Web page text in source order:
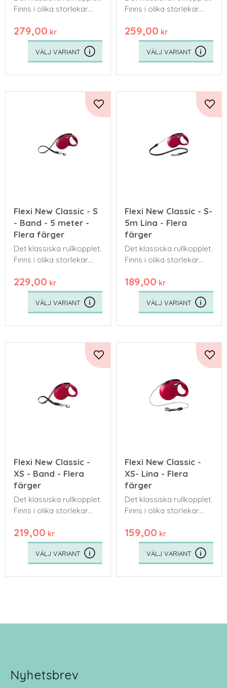
Finns i olika storlekar
med ett bredare band
eller en tunnare lina.
279,00 kr
Finns i olika storlekar
med ett bredare band
eller en tunnare lina.
259,00 kr
Flexi New Classic - S
- Band - 5 meter -
Flera färger
Det klassiska rullkopplet.
Finns i olika storlekar
med ett bredare band
eller en tunnare lina.
229,00 kr
Lägg till i favoriter
Flexi New Classic - S-
5m Lina - Flera
färger
Det klassiska rullkopplet.
Finns i olika storlekar
med ett bredare band
eller en tunnare lina.
189,00 kr
Flexi New Classic -
XS - Band - Flera
färger
Det klassiska rullkopplet.
Finns i olika storlekar
med ett bredare band
eller en tunnare lina.
219,00 kr
Lägg till i favoriter
Flexi New Classic -
XS- Lina - Flera
färger
Det klassiska rullkopplet.
Finns i olika storlekar
med ett bredare band
eller en tunnare lina.
159,00 kr
Nyhetsbrev